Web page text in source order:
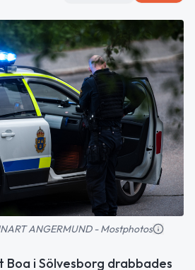
ANGERMUND - Mostphotos
Boa i Sölvesborg drabbades